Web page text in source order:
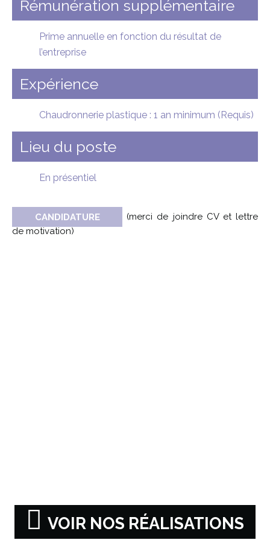
Rémunération supplémentaire
Prime annuelle en fonction du résultat de
l’entreprise
Expérience
Chaudronnerie plastique : 1 an minimum (Requis)
Lieu du poste
En présentiel
CANDIDATURE
(merci de joindre CV et lettre
de motivation)
VOIR NOS RÉALISATIONS